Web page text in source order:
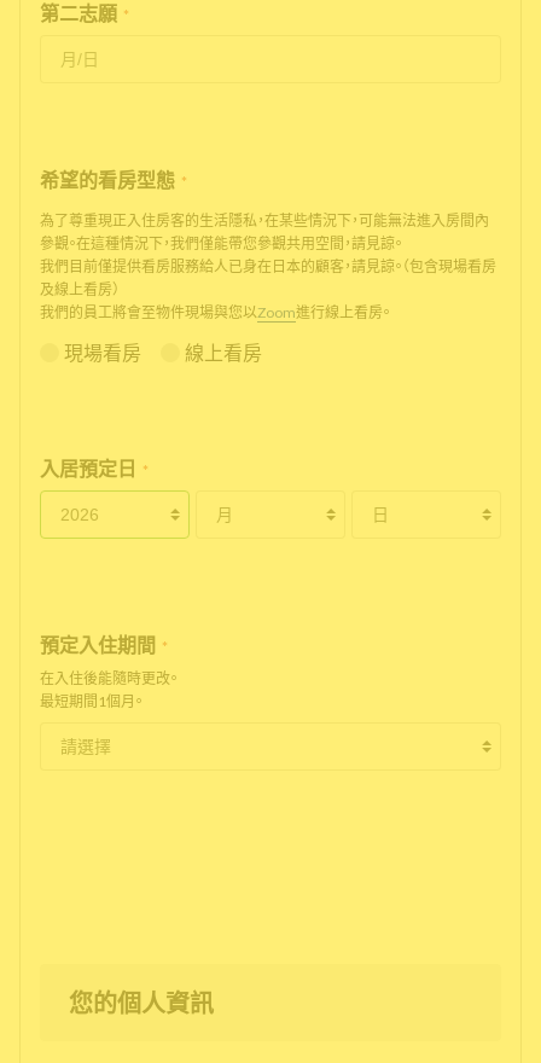
第二志願 *
希望的看房型態 *
為了尊重現正入住房客的生活隱私，在某些情況下，可能無法進入房間內
參觀。在這種情況下，我們僅能帶您參觀共用空間，請見諒。
我們目前僅提供看房服務給人已身在日本的顧客，請見諒。（包含現場看房
及線上看房）
我們的員工將會至物件現場與您以Zoom進行線上看房。
現場看房 線上看房
入居預定日 *
預定入住期間 *
在入住後能隨時更改。
最短期間1個月。
您的個人資訊